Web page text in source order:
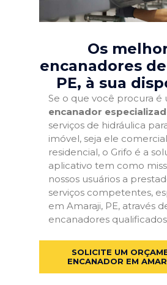
Os
encanadores
PE, à sua
Se o que você procura é
encanador
serviços de hidráulica
imóvel, seja ele
residencial, o Grifo é a
aplicativo tem como
nossos usuários a
serviços competentes,
em Amaraji, PE, através
encanadores
SOLICITE UM
ENCANADOR EM